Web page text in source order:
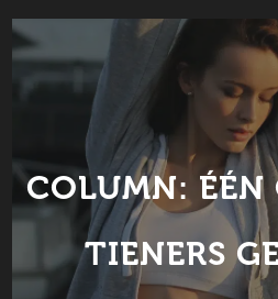
COLUMN: ÉÉN
TIENERS